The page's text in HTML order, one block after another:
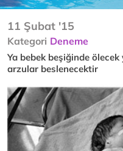
11 Şubat '15
Kategori Deneme
Ya bebek beşiğinde
arzular beslenecektir